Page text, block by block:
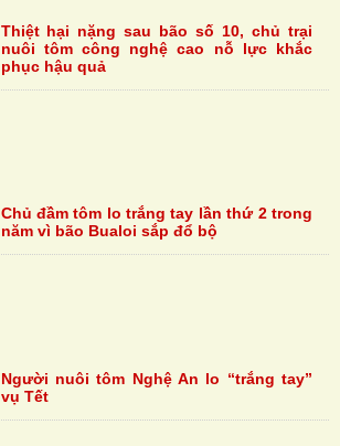
Thiệt hại nặng sau bão số 10, chủ trại
nuôi tôm công nghệ cao nỗ lực khắc
phục hậu quả
Chủ đầm tôm lo trắng tay lần thứ 2 trong
năm vì bão Bualoi sắp đổ bộ
Người nuôi tôm Nghệ An lo “trắng tay”
vụ Tết